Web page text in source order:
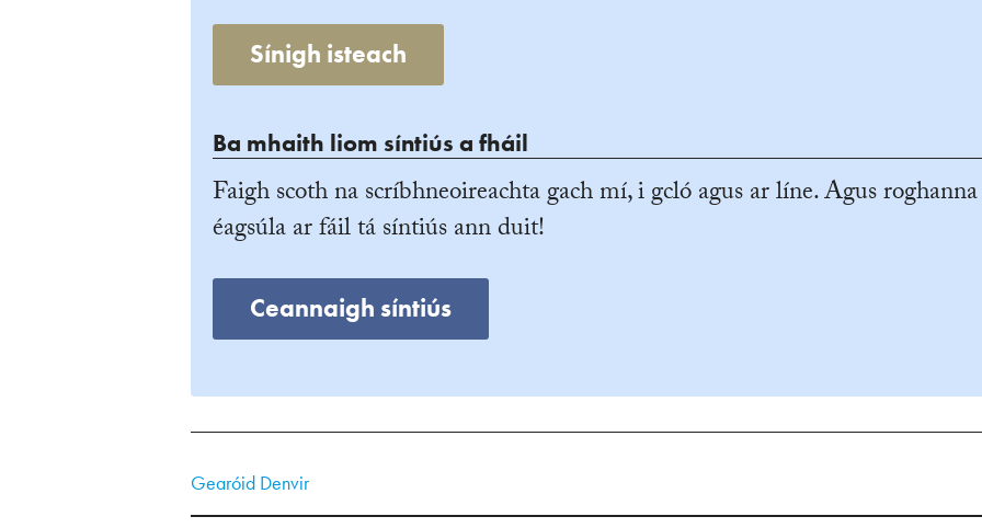
Sínigh isteach
Ba mhaith liom síntiús a fháil
Faigh scoth na scríbhneoireachta gach mí, i gcló agus ar líne. Agus roghanna
éagsúla ar fáil tá síntiús ann duit!
Ceannaigh síntiús
Gearóid Denvir